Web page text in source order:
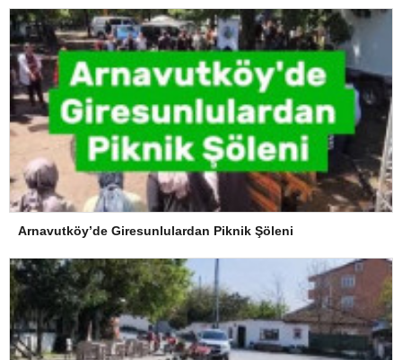
Arnavutköy’de Giresunlulardan Piknik Şöleni